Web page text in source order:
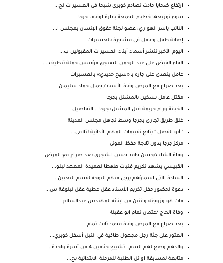
ارتفاع ضحايا حادث تصادم كوبرى شيحا فى العسيرات لح...
سوء توزيعها خطباء الجمعة بادارة اوقاف جرجا
النائب ياسر الهواري، عضو لجنة حقوق الإنسان بمجلس ا...
إصابة طفل وعامل فى مشاجرة بالعسيرات
اليوم الأخير تنشر أسماء أبناء العسيرات المقبولين ب...
القاء القبض على عبد الرحمن السنجق مؤسس حملة تنظيف ...
عامل يتعدى على جاره بـ «سيخ حديدي» بالعسيرات
بعد صراع مع المرض وفاة الأستاذ/ جمال حماد سليمان
مقتل عامل بسكين بالمشتل بجرجا
الخيانة وراء جريمة قتل المشتل بجرجا .. التفاصيل
غلق طريق تجارى بجرجا وسط تجاهل مجلس المدينة
" أبو الفضل " يتابع تقييمات المهام الأدائية لتلامي...
مركز جرجا بدون ثلاجة حفظ الموتى
وفاة الشاب/حسن حامد حسن الشجرى بعد صراع مع المرض
القبيسي يشهد تكريم فتيات طهطا لعميدة المعهد لبلو...
السادة الآتى اسماؤهم يرجى منهم التوجه لقسم التعيين...
دعوة لحضور حفل تكريم الأستاذ عقل عطية عقل لبلوغة س...
مات هو وزوجته واتنين من ابنائه المهندس عبدالسلام
وفاة الحاج /عثمان تمام ابو عقيلة
بعد صراع مع المرض وفاة محمد ثابت تمام
العثور على جثة رجل مجهول طافية في النيل أسفل كوبري...
والدهم وضع لهم السم.. تشييع جثامين 4 من أسرة واحدة...
متابعة لمسابقة اوائل الطلبة للمرحلة الابتدائية بج...